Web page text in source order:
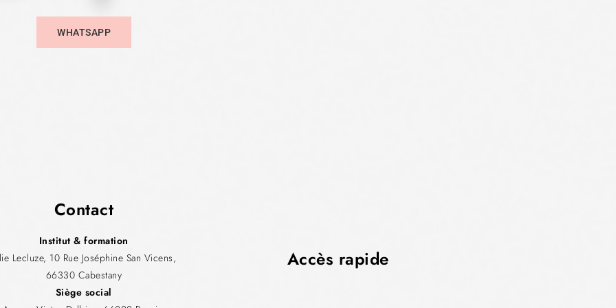
WHATSAPP
Contact
Institut & formation
Lecluze, 10 Rue Joséphine San Vicens,
66330 Cabestany
Siège social
Accès rapide